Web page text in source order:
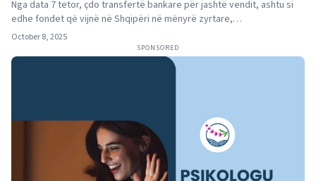
Nga data 7 tetor, çdo transfertë bankare për jashtë vendit, ashtu si
edhe fondet që vijnë në Shqipëri në mënyrë zyrtare,…
October 8, 2025
SPONSORED